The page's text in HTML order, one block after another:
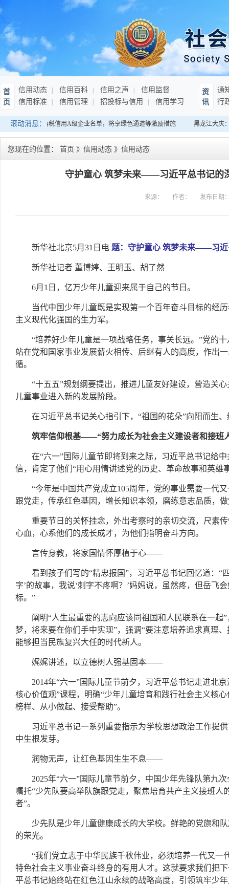
首
页
信用动态 信用百科 信用之声
信用监督
信用标准
信用管理 招投标与信用 信用学习
资
讯
通
行
滚动消息：
布连续10年纳税信用A级企业名单，将享绿色通道等激励措施 黑龙江大庆：
您现在的位置： 首页 》 信用动态 》 信用动态
守护童心 筑梦未来——习近平总书记的
来源： 作者： 发布日期
新华社北京5月31日电 题：守护童心 筑梦未来——习近
新华社记者 董博婷、王明玉、胡了然
6月1日，亿万少年儿童迎来属于自己的节日。
当代中国少年儿童既是实现第一个百年奋斗目标的经
主义现代化强国的生力军。
“培养好少年儿童是一项战略任务，事关长远。”党的
站在党和国家事业发展薪火相传、后继有人的高度，作出
循。
“十五五”规划纲要提出，推进儿童友好建设，营造关
儿童事业进入新的发展阶段。
在习近平总书记关心指引下，“祖国的花朵”向阳而生
筑牢信仰根基——“努力成长为社会主义建设者和接班
在“六一”国际儿童节即将到来之际，习近平总书记给
信，肯定了他们“用心用情讲述党的历史、革命故事和英雄
“今年是中国共产党成立105周年，党的事业需要一代
跟党走，传承红色基因，增长知识本领，磨练意志品质，
重要节日的关怀挂念，外出考察时的亲切交流，尺
心血，心系他们的成长成才，为他们指明奋斗方向。
言传身教，将家国情怀厚植于心——
看到孩子们写的“精忠报国”，习近平总书记回忆道：“
字’的故事，我说‘刺字不疼啊？’妈妈说，虽然疼，但岳飞
标。”
阐明“人生最重要的志向应该同祖国和人民联系在一
梦，将来要在你们手中实现”，强调“要注意培养追求真
能够担当民族复兴大任的时代新人。
娓娓讲述，以立德树人强基固本——
2014年“六一”国际儿童节前夕，习近平总书记走进北
核心价值观”课程，明确“少年儿童培育和践行社会主义核
榜样、从小做起、接受帮助”。
习近平总书记一系列重要指示为学校思想政治工作提
中生根发芽。
润物无声，让红色基因生生不息——
2025年“六一”国际儿童节前夕，中国少年先锋队第九
嘱托“少先队要高举队旗跟党走，聚焦培育共产主义接班
者”。
少先队是少年儿童健康成长的大学校。鲜艳的党旗和
的荣光。
“我们党立志于中华民族千秋伟业，必须培养一代又
特色社会主义事业奋斗终身的有用人才。这就要求我们把
平总书记始终站在红色江山永续的战略高度，引领筑牢少